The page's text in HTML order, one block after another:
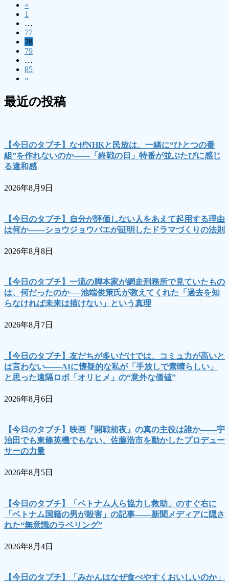
送
«
固
定
ペ
ー
ジ
1
…
固
定
ペ
ー
ジ
77
固
定
ペ
ー
ジ
78
固
定
ペ
ー
ジ
79
…
固
定
ー
85
»
最近の投稿
【今日のタブチ】なぜNHKと民放は、一緒に“ひとつの番
組”を作れないのか――「終戦の日」特番が並ぶたびに感じ
る違和感
2026年8月9日
【今日のタブチ】自分が評価しない人をあえて起用する理由
は何か――ショウジョウバエが証明したドラマづくりの法則
2026年8月8日
【今日のタブチ】一流の脚本家が網走刑務所で見ていたもの
は、何だったのか──池端俊策氏が教えてくれた「過去を知
らなければ未来は描けない」という真理
2026年8月7日
【今日のタブチ】友だちが多いだけでは、コミュ力が高いと
は言わない――AIに懐疑的な私が「手放しで素晴らしい」
と思った遠隔ロボ「オリヒメ」の“意外な価値”
2026年8月6日
【今日のタブチ】映画『開戦前夜』の真の主役は誰か――宇
治田でも東條英機でもない、佐藤浩市を動かしたプロデュー
サーの力量
2026年8月5日
【今日のタブチ】「ベトナム人ら協力し救助」のすぐ右に
「ベトナム国籍の男が殺害」の記事――新聞メディアに隠さ
れた“無意識のラベリング”
2026年8月4日
【今日のタブチ】「みかんはなぜ食べやすくおいしいのか」